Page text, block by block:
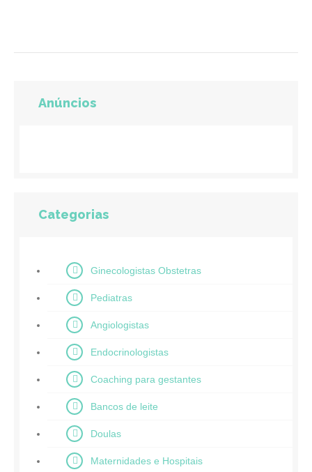
Anúncios
Categorias
Ginecologistas Obstetras
Pediatras
Angiologistas
Endocrinologistas
Coaching para gestantes
Bancos de leite
Doulas
Maternidades e Hospitais